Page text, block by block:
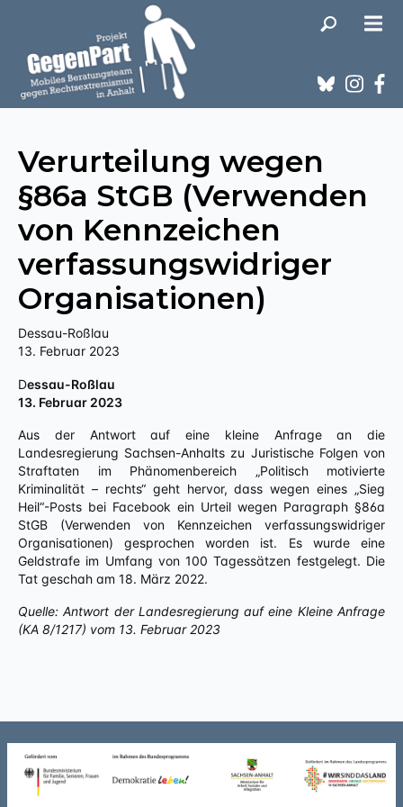
Verurteilung wegen
§86a StGB (Verwenden
von Kennzeichen
verfassungswidriger
Organisationen)
Dessau-Roßlau
13. Februar 2023
Dessau-Roßlau
13. Februar 2023
Aus der Antwort auf eine kleine Anfrage an die
Landesregierung Sachsen-Anhalts zu Juristische Folgen von
Straftaten im Phänomenbereich „Politisch motivierte
Kriminalität – rechts“ geht hervor, dass wegen eines „Sieg
Heil“-Posts bei Facebook ein Urteil wegen Paragraph §86a
StGB (Verwenden von Kennzeichen verfassungswidriger
Organisationen) gesprochen worden ist. Es wurde eine
Geldstrafe im Umfang von 100 Tagessätzen festgelegt. Die
Tat geschah am 18. März 2022.
Quelle: Antwort der Landesregierung auf eine Kleine Anfrage
(KA 8/1217) vom 13. Februar 2023